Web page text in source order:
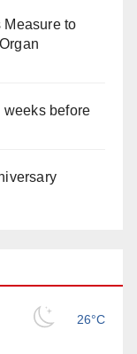
Measure to
before